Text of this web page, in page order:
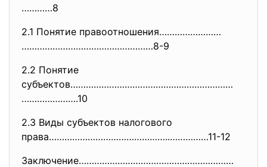
…………8
2.1 Понятие правоотношения……………………
……………………………………………8-9
2.2 Понятие
субъектов………………………………………………………
………………….10
2.3 Виды субъектов налогового
права………………………………………..……………11-12
Заключение……………………………………………………